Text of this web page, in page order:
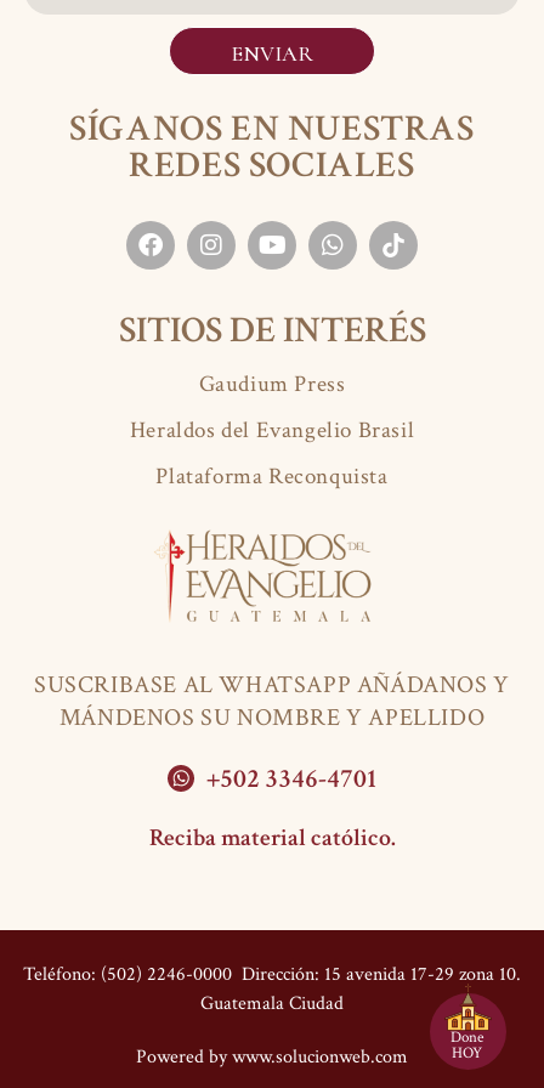
SUSCRIBASE AL WHATSAPP AÑÁDANOS Y
MÁNDENOS SU NOMBRE Y APELLIDO
+502 3346-4701
Reciba material católico.
SÍGANOS EN NUESTRAS
REDES SOCIALES
SITIOS DE INTERÉS
Gaudium Press
Heraldos del Evangelio Brasil
Plataforma Reconquista
ENVIAR
Teléfono: (502) 2246-0000 Dirección: 15 avenida 17-29 zona 10.
Guatemala Ciudad
Powered bywww.solucionweb.com
Done
HOY